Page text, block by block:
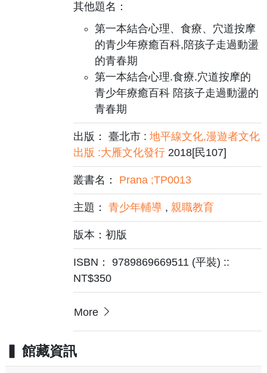
其他題名：
第一本結合心理、食療、穴道按摩
的青少年療癒百科,陪孩子走過動盪
的青春期
第一本結合心理.食療.穴道按摩的
青少年療癒百科 陪孩子走過動盪的
青春期
出版： 臺北市 :地平線文化,漫遊者文化
出版 :大雁文化發行 2018[民107]
叢書名： Prana ;TP0013
主題：青少年輔導 ,親職教育
版本：初版
ISBN： 9789869669511 (平裝) ::
NT$350
More
館藏資訊